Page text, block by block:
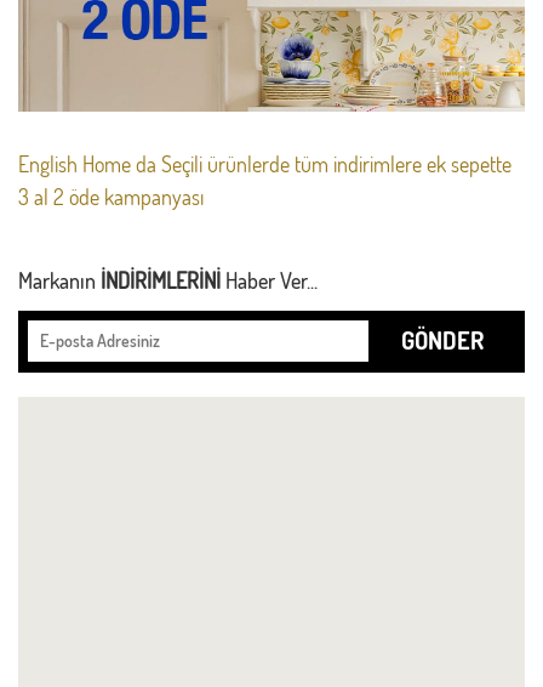
English Home da Seçili ürünlerde tüm indirimlere ek sepette
3 al 2 öde kampanyası
Markanın İNDİRİMLERİNİ Haber Ver...
GÖNDER